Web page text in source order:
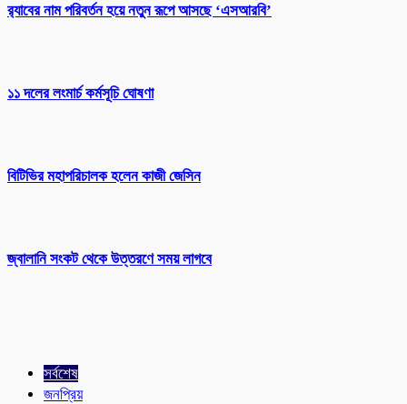
র‌্যাবের নাম পরিবর্তন হয়ে নতুন রূপে আসছে ‘এসআরবি’
১১ দলের লংমার্চ কর্মসূচি ঘোষণা
বিটিভির মহাপরিচালক হলেন কাজী জেসিন
জ্বালানি সংকট থেকে উত্তরণে সময় লাগবে
সর্বশেষ
জনপ্রিয়